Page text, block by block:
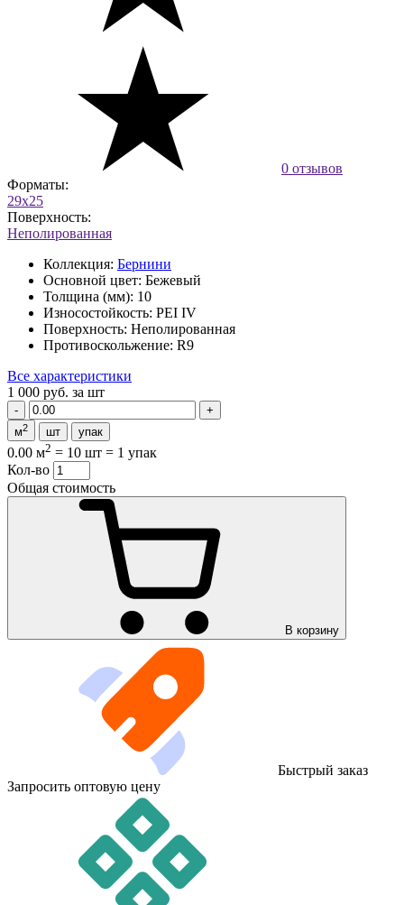
0 отзывов
Форматы:
29x25
Поверхность:
Неполированная
Коллекция: Бернини
Основной цвет: Бежевый
Толщина (мм): 10
Износостойкость: PEI IV
Поверхность: Неполированная
Противоскольжение: R9
Все характеристики
1 000 руб. за шт
м2 шт упак
0.00 м2 = 10 шт = 1 упак
Кол-во
Общая стоимость
В корзину
Быстрый заказ
Запросить оптовую цену